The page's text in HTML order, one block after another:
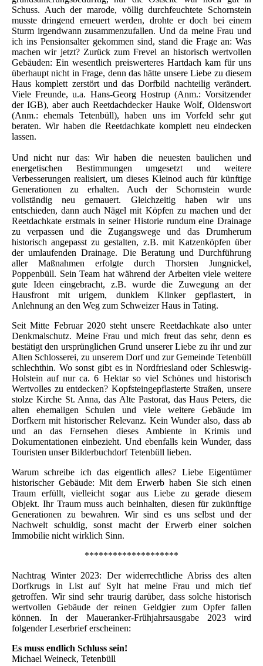
Schuss. Auch der marode, völlig durchfeuchtete Schornstein
musste dringend erneuert werden, drohte er doch bei einem
Sturm irgendwann zusammenzufallen. Und da meine Frau und
ich ins Pensionsalter gekommen sind, stand die Frage an: Was
machen wir jetzt? Zurück zum Frevel an historisch wertvollen
Gebäuden: Ein wesentlich preiswerteres Hartdach kam für uns
überhaupt nicht in Frage, denn das hätte unsere Liebe zu diesem
Haus komplett zerstört und das Dorfbild nachteilig verändert.
Viele Freunde, u.a. Hans-Georg Hostrup (Anm.: Vorsitzender
der IGB), aber auch Reetdachdecker Hauke Wolf, Oldenswort
(Anm.: ehemals Tetenbüll), haben uns im Vorfeld sehr gut
beraten. Wir haben die Reetdachkate komplett neu eindecken
lassen.
Und nicht nur das: Wir haben die neuesten baulichen und
energetischen Bestimmungen umgesetzt und weitere
Verbesserungen realisiert, um dieses Kleinod auch für künftige
Generationen zu erhalten. Auch der Schornstein wurde
vollständig neu gemauert. Gleichzeitig haben wir uns
entschieden, dann auch Nägel mit Köpfen zu machen und der
Reetdachkate erstmals in seiner Historie rundum eine Drainage
zu verpassen und die Zugangswege und das Drumherum
historisch angepasst zu gestalten, z.B. mit Katzenköpfen über
der umlaufenden Drainage. Die Beratung und Durchführung
aller Maßnahmen erfolgte durch Thorsten Jungnickel,
Poppenbüll. Sein Team hat während der Arbeiten viele weitere
gute Ideen eingebracht, z.B. wurde die Zuwegung an der
Hausfront mit urigem, dunklem Klinker gepflastert, in
Anlehnung an den Weg zum Schweizer Haus in Tating.
Seit Mitte Februar 2020 steht unsere Reetdachkate also unter
Denkmalschutz. Meine Frau und mich freut das sehr, denn es
bestätigt den ursprünglichen Grund unserer Liebe zu ihr und zur
Alten Schlosserei, zu unserem Dorf und zur Gemeinde Tetenbüll
schlechthin. Wo sonst gibt es in Nordfriesland oder Schleswig-
Holstein auf nur ca. 6 Hektar so viel Schönes und historisch
Wertvolles zu entdecken? Kopfsteingepflasterte Straßen, unsere
stolze Kirche St. Anna, das Alte Pastorat, das Haus Peters, die
alten ehemaligen Schulen und viele weitere Gebäude im
Dorfkern mit historischer Relevanz. Kein Wunder also, dass ab
und an das Fernsehen dieses Ambiente in Krimis und
Dokumentationen einbezieht. Und ebenfalls kein Wunder, dass
Touristen unser Bilderbuchdorf Tetenbüll lieben.
Warum schreibe ich das eigentlich alles? Liebe Eigentümer
historischer Gebäude: Mit dem Erwerb haben Sie sich einen
Traum erfüllt, vielleicht sogar aus Liebe zu gerade diesem
Objekt. Ihr Traum muss auch beinhalten, diesen für zukünftige
Generationen zu bewahren. Wir sind es uns selbst und der
Nachwelt schuldig, sonst macht der Erwerb einer solchen
Immobilie nicht wirklich Sinn.
********************
Nachtrag Winter 2023: Der widerrechtliche Abriss des alten
Dorfkrugs in List auf Sylt hat meine Frau und mich tief
getroffen. Wir sind sehr traurig darüber, dass solche historisch
wertvollen Gebäude der reinen Geldgier zum Opfer fallen
können. In der Maueranker-Frühjahrsausgabe 2023 wird
folgender Leserbrief erscheinen:
Es muss endlich Schluss sein!
Michael Weineck, Tetenbüll